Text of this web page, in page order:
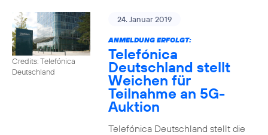
Credits: Telefónica
Deutschland
24. Januar 2019
ANMELDUNG ERFOLGT:
Telefónica
Deutschland stellt
Weichen für
Teilnahme an 5G-
Auktion
Telefónica Deutschland stellt die